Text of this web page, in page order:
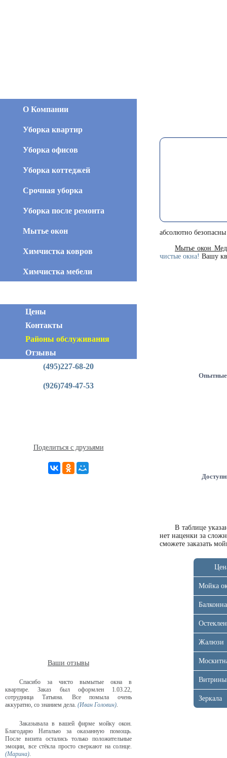
О Компании
Уборка квартир
Уборка офисов
Уборка коттеджей
Срочная уборка
Уборка после ремонта
Мытье окон
Химчистка ковров
Химчистка мебели
Цены
Контакты
Районы обслуживания
Отзывы
абсолютно
Мытье окон
чистые окна! Вашу
В таблице
нет наценки за
сможете заказать
Мойка
Жалюзи
Витрины
Зеркала
(495)227-68-20
(926)749-47-53
Поделиться с друзьями
Ваши отзывы
Спасибо за чисто вымытые окна в
квартире. Заказ был оформлен 1.03.22,
сотрудница Татьяна. Все помыла очень
аккуратно, со знанием дела. (Иван Головин).
Заказывала в вашей фирме мойку окон.
Благодарю Наталью за оказанную помощь.
После визита остались только положительные
эмоции, все стёкла просто сверкают на солнце.
(Марина).